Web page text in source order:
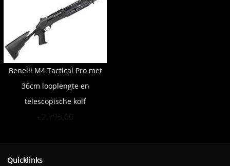
Benelli M4 Tactical Pro met
36cm looplengte en
telescopische kolf
Quicklinks